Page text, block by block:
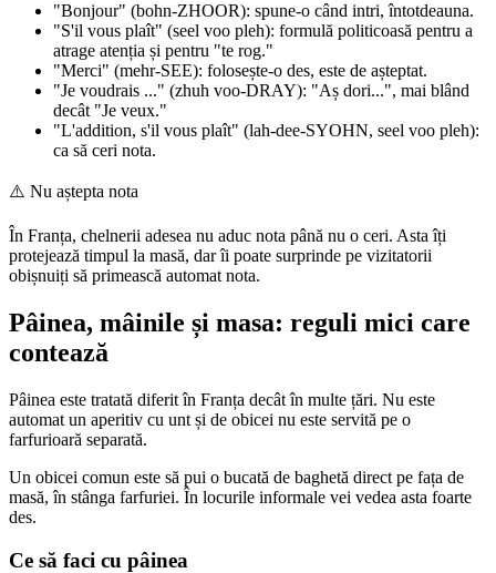
"Bonjour" (bohn-ZHOOR): spune-o când intri, întotdeauna.
"S'il vous plaît" (seel voo pleh): formulă politicoasă pentru a
atrage atenția și pentru "te rog."
"Merci" (mehr-SEE): folosește-o des, este de așteptat.
"Je voudrais ..." (zhuh voo-DRAY): "Aș dori...", mai blând
decât "Je veux."
"L'addition, s'il vous plaît" (lah-dee-SYOHN, seel voo pleh):
ca să ceri nota.
⚠️ Nu aștepta nota
În Franța, chelnerii adesea nu aduc nota până nu o ceri. Asta îți
protejează timpul la masă, dar îi poate surprinde pe vizitatorii
obișnuiți să primească automat nota.
Pâinea, mâinile și masa: reguli mici care
contează
Pâinea este tratată diferit în Franța decât în multe țări. Nu este
automat un aperitiv cu unt și de obicei nu este servită pe o
farfurioară separată.
Un obicei comun este să pui o bucată de baghetă direct pe fața de
masă, în stânga farfuriei. În locurile informale vei vedea asta foarte
des.
Ce să faci cu pâinea